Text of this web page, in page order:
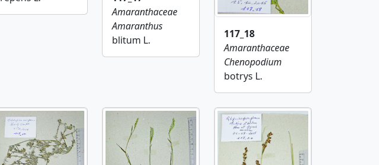
Amaranthaceae
Amaranthus
blitum L.
117_18
Amaranthaceae
Chenopodium
botrys L.